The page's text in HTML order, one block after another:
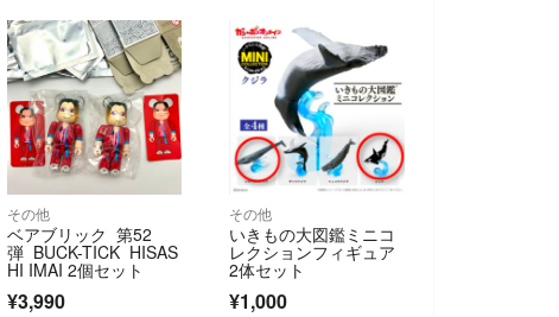
その他
ベアブリック 第52
弾 BUCK-TICK HISAS
HI IMAI 2個セット
¥3,990
その他
いきもの大図鑑ミニコ
レクションフィギュア
2体セット
¥1,000